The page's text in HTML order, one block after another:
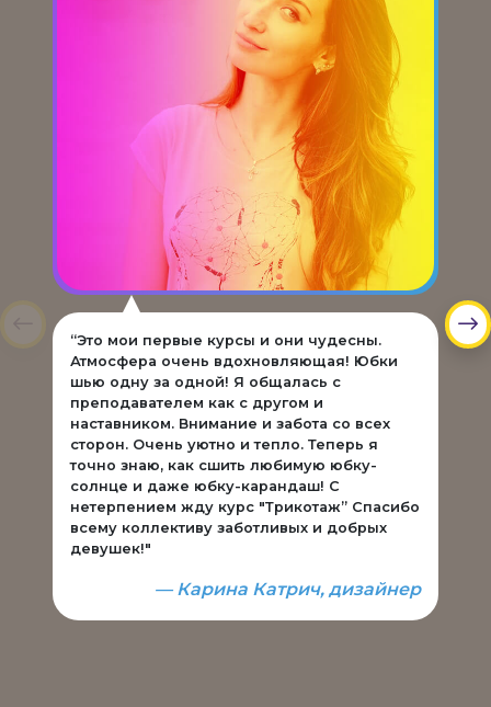
“Это мои первые курсы и они чудесны.
Атмосфера очень вдохновляющая! Юбки
шью одну за одной! Я общалась с
преподавателем как с другом и
наставником. Внимание и забота со всех
сторон. Очень уютно и тепло. Теперь я
точно знаю, как сшить любимую юбку-
солнце и даже юбку-карандаш! С
нетерпением жду курс "Трикотаж” Спасибо
всему коллективу заботливых и добрых
девушек!"
— Карина Катрич, дизайнер
"Я